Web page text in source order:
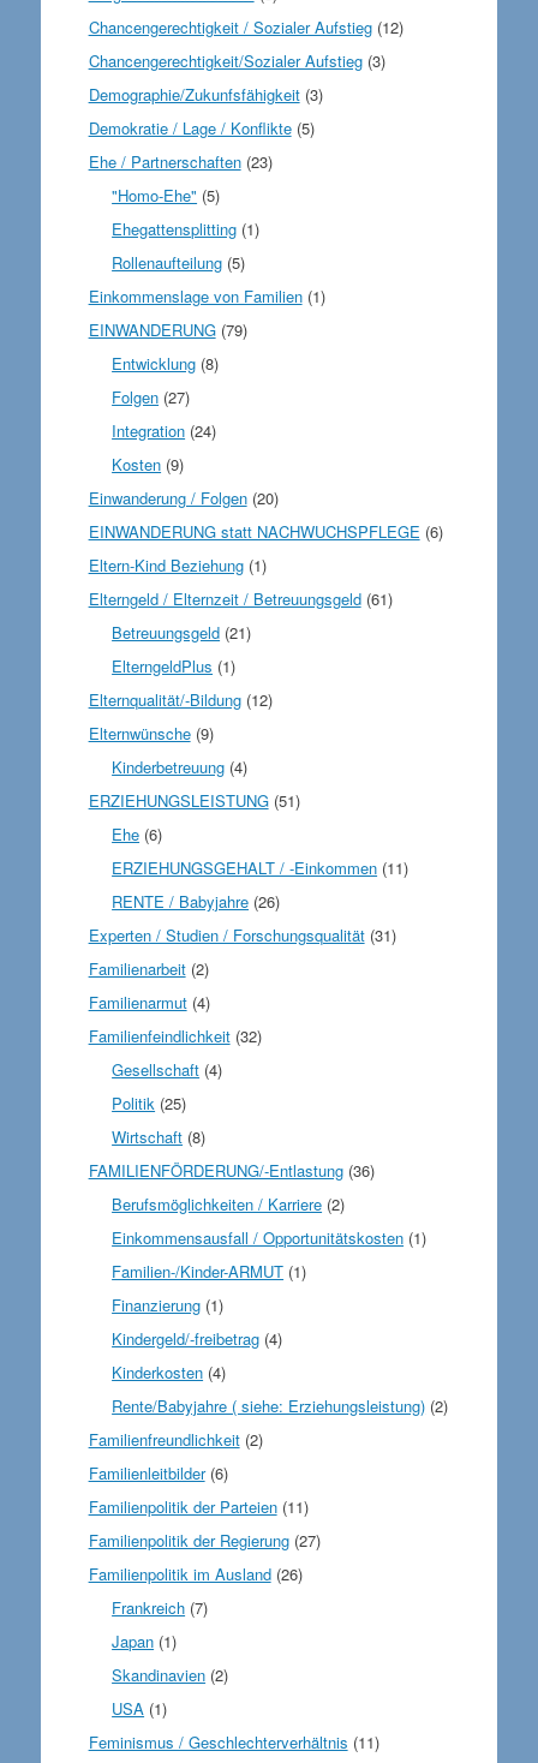
Chancengerechtigkeit / Sozialer Aufstieg(12)
Chancengerechtigkeit/Sozialer Aufstieg(3)
Demographie/Zukunfsfähigkeit(3)
Demokratie / Lage / Konflikte(5)
Ehe / Partnerschaften(23)
"Homo-Ehe" (5)
Ehegattensplitting (1)
Rollenaufteilung (5)
Einkommenslage von Familien(1)
EINWANDERUNG(79)
Entwicklung (8)
Folgen (27)
Integration (24)
Kosten (9)
Einwanderung / Folgen(20)
EINWANDERUNG statt NACHWUCHSPFLEGE (6)
Eltern-Kind Beziehung(1)
Elterngeld / Elternzeit / Betreuungsgeld(61)
Betreuungsgeld (21)
ElterngeldPlus (1)
Elternqualität/-Bildung(12)
Elternwünsche(9)
Kinderbetreuung (4)
ERZIEHUNGSLEISTUNG(51)
Ehe (6)
ERZIEHUNGSGEHALT / -Einkommen (11)
RENTE / Babyjahre (26)
Experten / Studien / Forschungsqualität(31)
Familienarbeit(2)
Familienarmut(4)
Familienfeindlichkeit(32)
Gesellschaft (4)
Politik (25)
Wirtschaft (8)
FAMILIENFÖRDERUNG/-Entlastung(36)
Berufsmöglichkeiten / Karriere (2)
Einkommensausfall / Opportunitätskosten (1)
Familien-/Kinder-ARMUT (1)
Finanzierung (1)
Kindergeld/-freibetrag (4)
Kinderkosten (4)
Rente/Babyjahre ( siehe: Erziehungsleistung) (2)
Familienfreundlichkeit(2)
Familienleitbilder(6)
Familienpolitik der Parteien(11)
Familienpolitik der Regierung(27)
Familienpolitik im Ausland(26)
Frankreich (7)
Japan (1)
Skandinavien (2)
USA (1)
Feminismus / Geschlechterverhältnis (11)